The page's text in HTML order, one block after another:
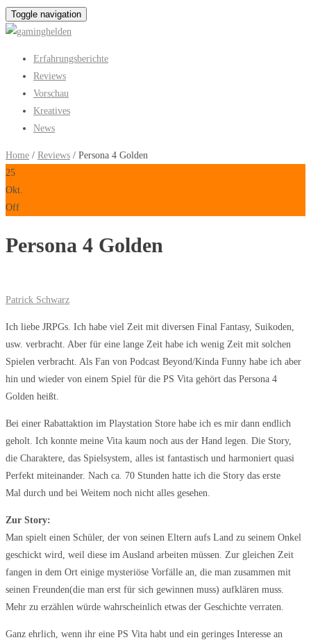
Toggle navigation
Erfahrungsberichte
Reviews
Vorschau
Kreatives
News
Home / Reviews / Persona 4 Golden
25
Okt.
Off
Persona 4 Golden
Patrick Schwarz
Ich liebe JRPGs. Ich habe viel Zeit mit diversen Final Fantasy, Suikoden,
usw. verbracht. Aber für eine lange Zeit habe ich wenig Zeit mit solchen
Spielen verbracht. Als Fan von Podcast Beyond/Kinda Funny habe ich aber
hin und wieder von einem Spiel für die PS Vita gehört das Persona 4
Golden heißt.
Bei einer Rabattaktion im Playstation Store habe ich es mir dann endlich
geholt. Ich konnte meine Vita kaum noch aus der Hand legen. Die Story,
die Charaktere, das Spielsystem, alles ist fantastisch und harmoniert quasi
Perfekt miteinander. Nach ca. 70 Stunden hatte ich die Story das erste
Mal durch und bei Weitem noch nicht alles gesehen.
Zur Story:
Man spielt einen Schüler, der von seinen Eltern aufs Land zu seinem Onkel
geschickt wird, weil diese im Ausland arbeiten müssen. Zur gleichen Zeit
fangen in dem Ort einige mysteriöse Vorfälle an, die man zusammen mit
seinen Freunden(die man erst für sich gewinnen muss) aufklären muss.
Mehr zu erzählen würde wahrscheinlich etwas der Geschichte verraten.
Ganz ehrlich, wenn ihr eine PS Vita habt und ein geringes Interesse an